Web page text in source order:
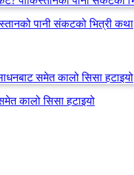
पानी संकटको भित्री कथा
कालो सिसा हटाइयो